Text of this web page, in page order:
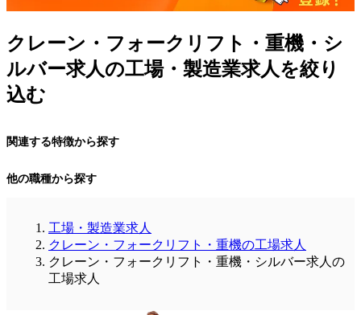
クレーン・フォークリフト・重機・シ
ルバー求人の工場・製造業求人を絞り
込む
関連する特徴から探す
他の職種から探す
工場・製造業求人
クレーン・フォークリフト・重機の工場求人
クレーン・フォークリフト・重機・シルバー求人の
工場求人